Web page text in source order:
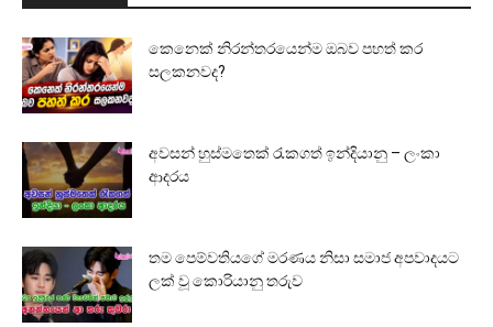
කෙනෙක් නිරන්තරයෙන්ම ඔබව පහත් කර
සලකනවද?
අවසන් හුස්මතෙක් රැකගත් ඉන්දියානු – ලංකා
ආදරය
තම පෙම්වතියගේ මරණය නිසා සමාජ අපවාදයට
ලක් වූ කොරියානු තරුව